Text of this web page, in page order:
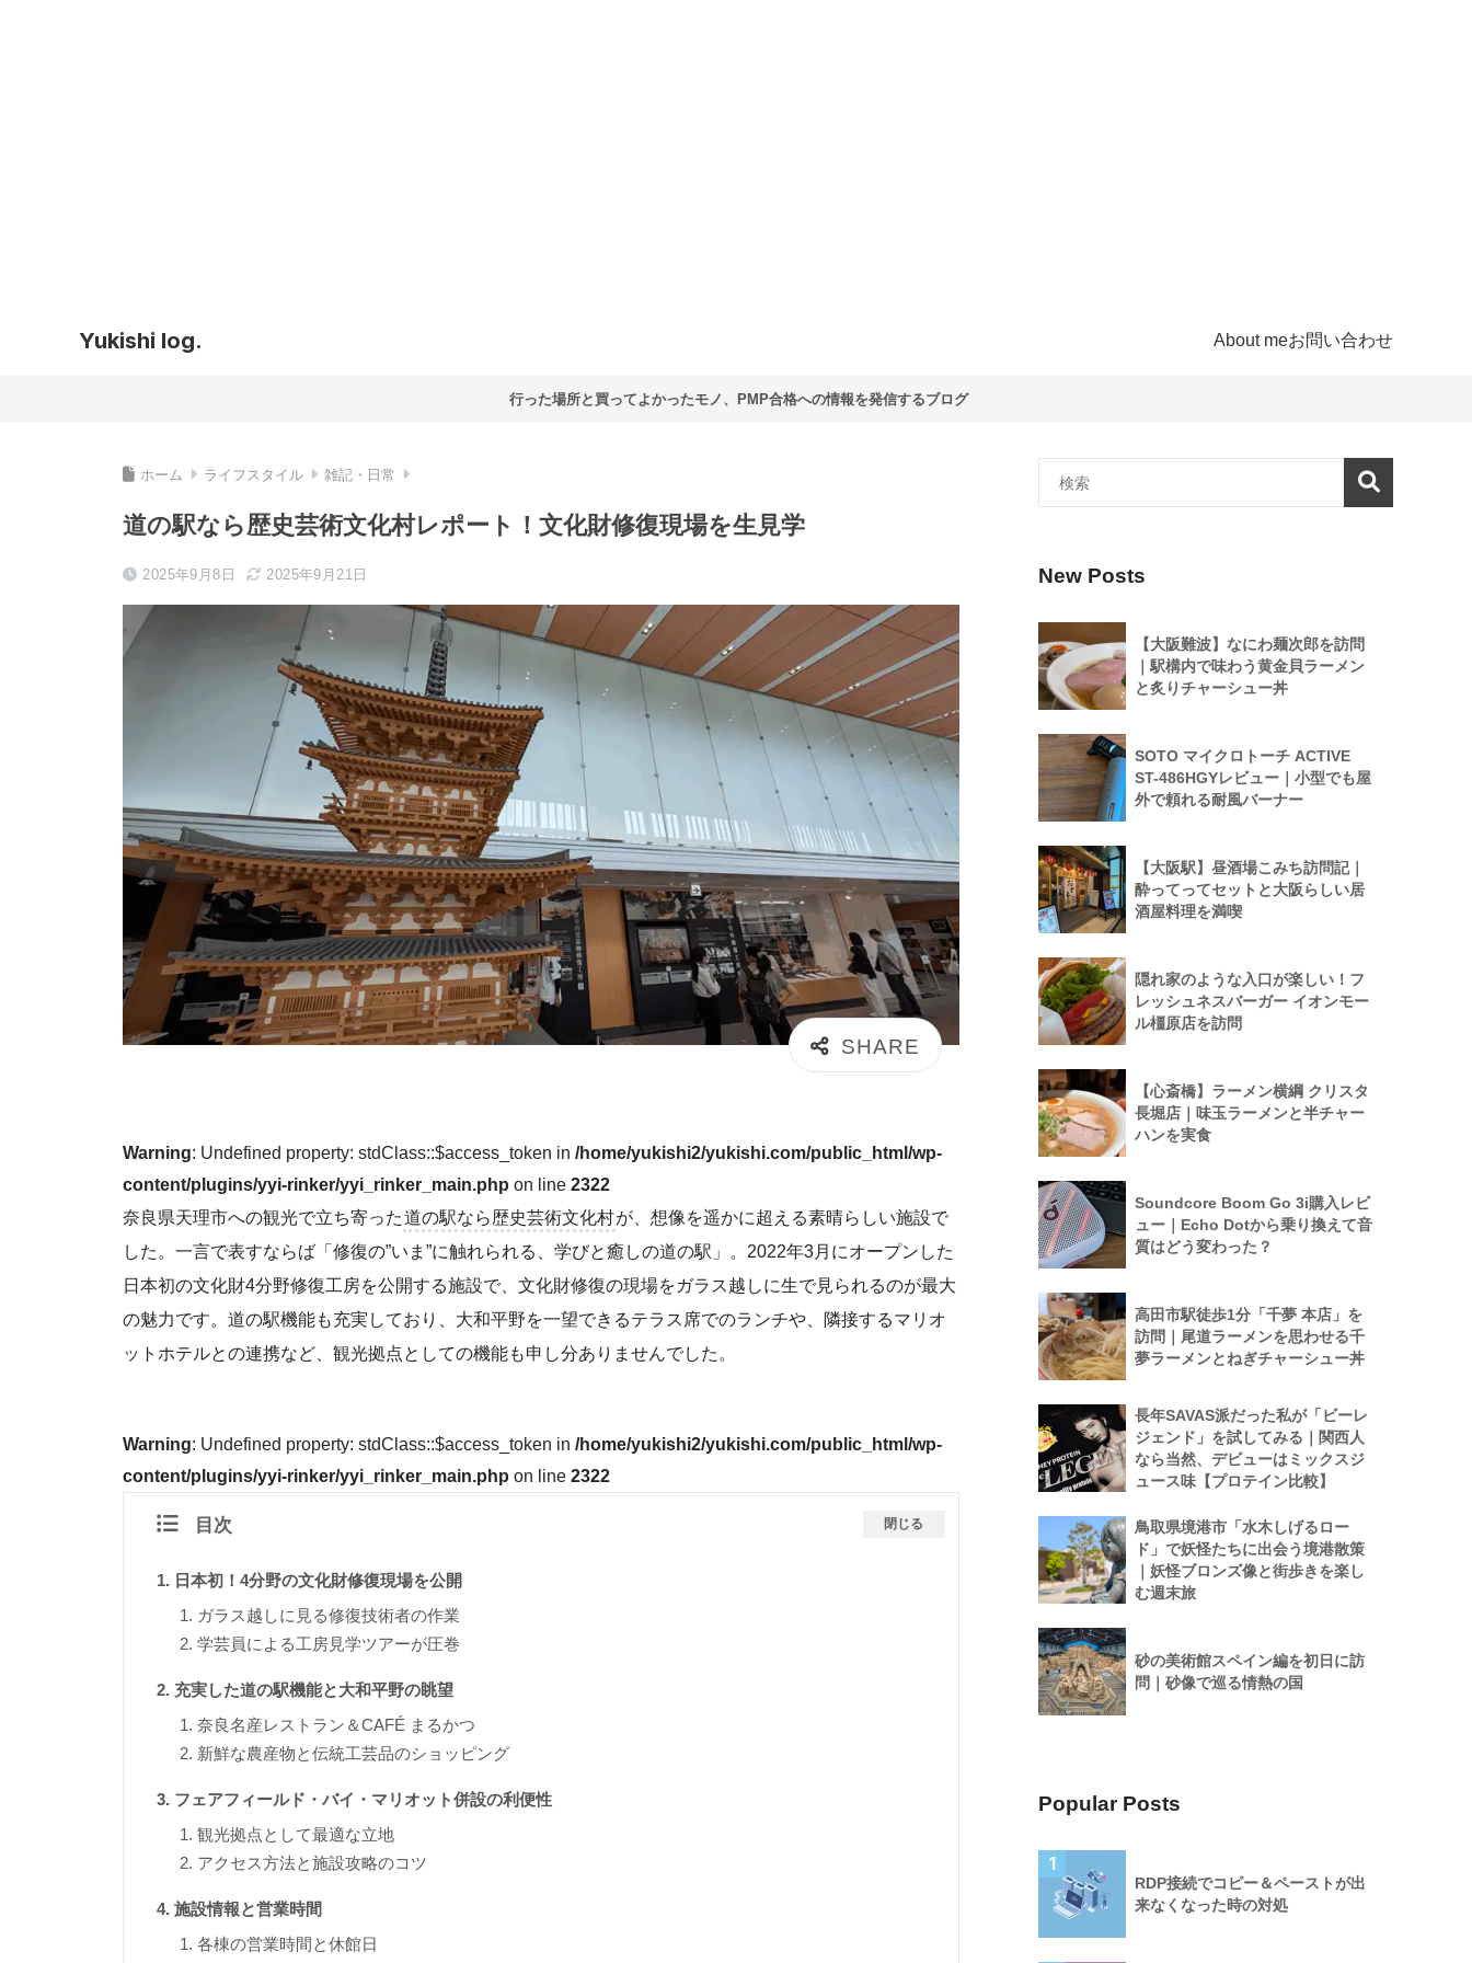
Yukishi log. About meお問い合わせ
行った場所と買ってよかったモノ、PMP合格への情報を発信するブログ
ホーム ライフスタイル 雑記・日常
道の駅なら歴史芸術文化村レポート！文化財修復現場を生見学
2025年9月8日 2025年9月21日
Warning: Undefined property: stdClass::$access_token in /home/yukishi2/yukishi.com/public_html/wp-
content/plugins/yyi-rinker/yyi_rinker_main.php on line 2322
奈良県天理市への観光で立ち寄った道の駅なら歴史芸術文化村が、想像を遥かに超える素晴らしい施設で
した。一言で表すならば「修復の”いま”に触れられる、学びと癒しの道の駅」。2022年3月にオープンした
日本初の文化財4分野修復工房を公開する施設で、文化財修復の現場をガラス越しに生で見られるのが最大
の魅力です。道の駅機能も充実しており、大和平野を一望できるテラス席でのランチや、隣接するマリオ
ットホテルとの連携など、観光拠点としての機能も申し分ありませんでした。
Warning: Undefined property: stdClass::$access_token in /home/yukishi2/yukishi.com/public_html/wp-
content/plugins/yyi-rinker/yyi_rinker_main.php on line 2322
目次 閉じる
日本初！4分野の文化財修復現場を公開
ガラス越しに見る修復技術者の作業
学芸員による工房見学ツアーが圧巻
充実した道の駅機能と大和平野の眺望
奈良名産レストラン＆CAFÉ まるかつ
新鮮な農産物と伝統工芸品のショッピング
フェアフィールド・バイ・マリオット併設の利便性
観光拠点として最適な立地
アクセス方法と施設攻略のコツ
施設情報と営業時間
各棟の営業時間と休館日
New Posts
【大阪難波】なにわ麺次郎を訪問
｜駅構内で味わう黄金貝ラーメン
と炙りチャーシュー丼
SOTO マイクロトーチ ACTIVE
ST-486HGYレビュー｜小型でも屋
外で頼れる耐風バーナー
【大阪駅】昼酒場こみち訪問記｜
酔ってってセットと大阪らしい居
酒屋料理を満喫
隠れ家のような入口が楽しい！フ
レッシュネスバーガー イオンモー
ル橿原店を訪問
【心斎橋】ラーメン横綱 クリスタ
長堀店｜味玉ラーメンと半チャー
ハンを実食
Soundcore Boom Go 3i購入レビ
ュー｜Echo Dotから乗り換えて音
質はどう変わった？
高田市駅徒歩1分「千夢 本店」を
訪問｜尾道ラーメンを思わせる千
夢ラーメンとねぎチャーシュー丼
長年SAVAS派だった私が「ビーレ
ジェンド」を試してみる｜関西人
なら当然、デビューはミックスジ
ュース味【プロテイン比較】
鳥取県境港市「水木しげるロー
ド」で妖怪たちに出会う境港散策
｜妖怪ブロンズ像と街歩きを楽し
む週末旅
砂の美術館スペイン編を初日に訪
問｜砂像で巡る情熱の国
Popular Posts
1
RDP接続でコピー＆ペーストが出
来なくなった時の対処